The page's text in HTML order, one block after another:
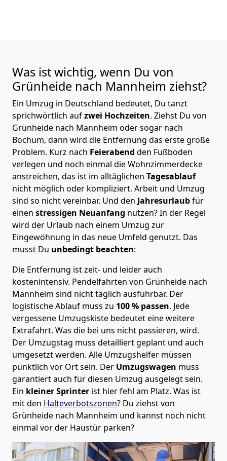
Was ist wichtig, wenn Du von
Grünheide nach Mannheim ziehst?
Ein Umzug in Deutschland bedeutet, Du tanzt
sprichwörtlich aufzwei Hochzeiten. Ziehst Du von
Grünheide nach Mannheim oder sogar nach
Bochum, dann wird die Entfernung das erste große
Problem. Kurz nach Feierabend den Fußboden
verlegen und noch einmal die Wohnzimmerdecke
anstreichen, das ist im alltäglichen Tagesablauf
nicht möglich oder kompliziert. Arbeit und Umzug
sind so nicht vereinbar. Und den Jahresurlaubfür
einen stressigen Neuanfang nutzen? In der Regel
wird der Urlaub nach einem Umzug zur
Eingewöhnung in das neue Umfeld genutzt. Das
musst Du unbedingt beachten:
Die Entfernung ist zeit- und leider auch
kostenintensiv. Pendelfahrten von Grünheide nach
Mannheim sind nicht täglich ausführbar. Der
logistische Ablauf muss zu 100 % passen. Jede
vergessene Umzugskiste bedeutet eine weitere
Extrafahrt. Was die bei uns nicht passieren, wird.
Der Umzugstag muss detailliert geplant und auch
umgesetzt werden. Alle Umzugshelfer müssen
pünktlich vor Ort sein. Der Umzugswagen muss
garantiert auch für diesen Umzug ausgelegt sein.
Ein kleiner Sprinter ist hier fehl am Platz. Was ist
mit den Halteverbotszonen? Du ziehst von
Grünheide nach Mannheim und kannst noch nicht
einmal vor der Haustür parken?